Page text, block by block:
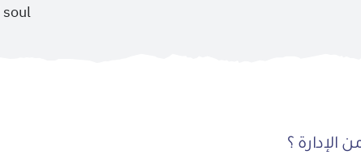
الإدارة ؟